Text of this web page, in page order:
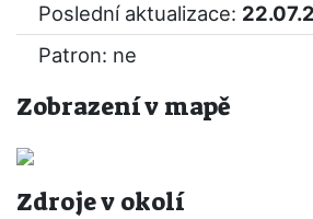
Poslední aktualizace:
Patron: ne
Zobrazení v mapě
Zdroje v okolí